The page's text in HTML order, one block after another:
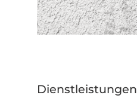
Dienstleistungen